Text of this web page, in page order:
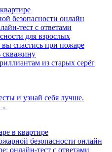
безопасности онлайн
тест с ответами
для взрослых
спастись при пожаре
скважину
из старых серёг
и узнай себя лучше.
в квартире
безопасности онлайн
онлайн-тест с ответами